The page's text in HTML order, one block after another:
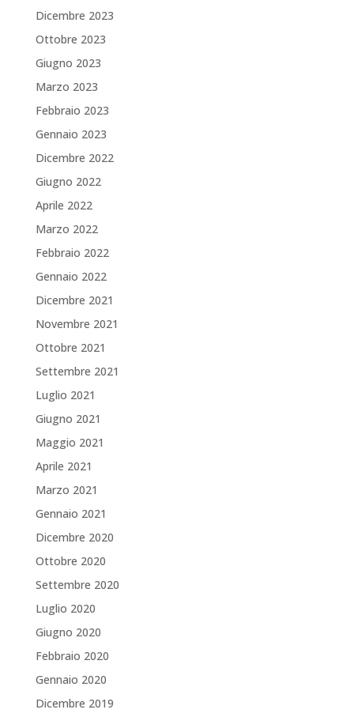
Dicembre 2023
Ottobre 2023
Giugno 2023
Marzo 2023
Febbraio 2023
Gennaio 2023
Dicembre 2022
Giugno 2022
Aprile 2022
Marzo 2022
Febbraio 2022
Gennaio 2022
Dicembre 2021
Novembre 2021
Ottobre 2021
Settembre 2021
Luglio 2021
Giugno 2021
Maggio 2021
Aprile 2021
Marzo 2021
Gennaio 2021
Dicembre 2020
Ottobre 2020
Settembre 2020
Luglio 2020
Giugno 2020
Febbraio 2020
Gennaio 2020
Dicembre 2019